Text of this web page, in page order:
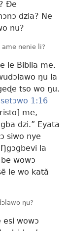
Ðe
dzia? Ne
nu?
ame nenie li?
le Biblia me.
ŋu la
tso wo ŋu.
1:16
me,
dzi.” Eyata
siwo nye
la
wowɔ
le wo katã
ŋu?
esi wowɔ